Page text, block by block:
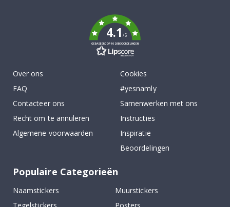
4.1/5
GEBASEERD OP 1029 BEOORDELINGEN
Over ons
FAQ
Contacteer ons
Recht om te annuleren
Algemene voorwaarden
Cookies
#yesnamly
Samenwerken met ons
Instructies
Inspiratie
Beoordelingen
Populaire Categorieën
Naamstickers
Muurstickers
Tegelstickers
Posters